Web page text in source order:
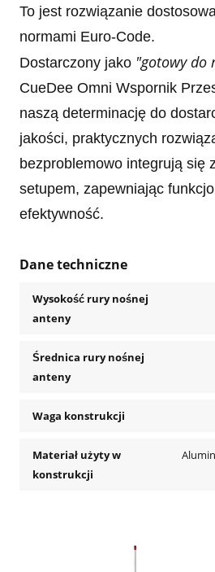
To jest rozwiązanie
normami Euro-Code.
Dostarczony jako "gotowy do
CueDee Omni Wspornik
naszą determinację do
jakości, praktycznych
bezproblemowo integrują się
setupem, zapewniając
efektywność.
Dane techniczne
Wysokość rury nośnej
anteny
Średnica rury nośnej
anteny
Waga konstrukcji
Materiał użyty w
konstrukcji